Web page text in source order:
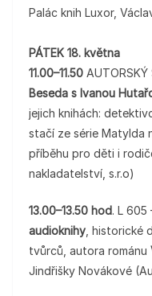
Palác knih Luxor,
PÁTEK 18. května
11.00–11.50 AUTORSKÝ
Beseda s Ivanou
jejich knihách:
stačí ze série Matylda
příběhu pro děti i
nakladatelství, s.r.o)
13.00–13.50 hod. L 605
audioknihy , historické
tvůrců, autora románu
Jindřišky Novákové